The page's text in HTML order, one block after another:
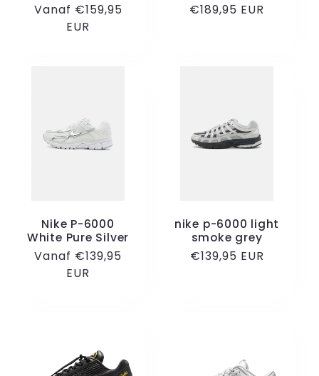
Normale
Vanaf €159,95
EUR
Normale
€189,95 EUR
Nike P-6000
White Pure Silver
Normale
Vanaf €139,95
EUR
nike p-6000 light
smoke grey
Normale
€139,95 EUR